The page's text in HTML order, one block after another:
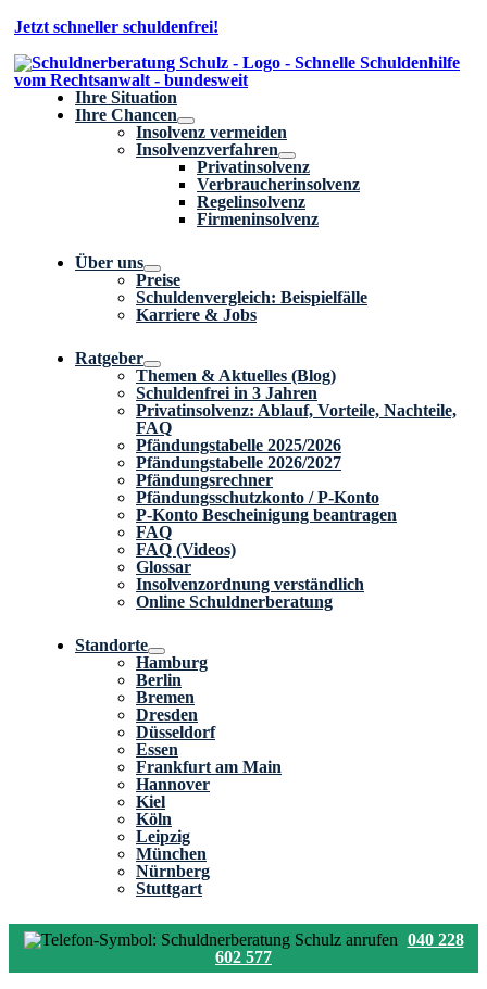
Zum
springen
Jetzt schneller schuldenfrei!
Ihre Situation
Ihre Chancen
Insolvenz vermeiden
Insolvenzverfahren
Privatinsolvenz
Verbraucherinsolvenz
Regelinsolvenz
Firmeninsolvenz
Über uns
Preise
Schuldenvergleich: Beispielfälle
Karriere & Jobs
Ratgeber
Themen & Aktuelles (Blog)
Schuldenfrei in 3 Jahren
Privatinsolvenz: Ablauf, Vorteile, Nachteile,
FAQ
Pfändungstabelle 2025/2026
Pfändungstabelle 2026/2027
Pfändungsrechner
Pfändungsschutzkonto / P-Konto
P-Konto Bescheinigung beantragen
FAQ
FAQ (Videos)
Glossar
Insolvenzordnung verständlich
Online Schuldnerberatung
Standorte
Hamburg
Berlin
Bremen
Dresden
Düsseldorf
Essen
Frankfurt am Main
Hannover
Kiel
Köln
Leipzig
München
Nürnberg
Stuttgart
040 228
602 577